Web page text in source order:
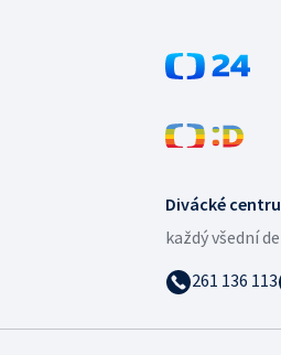
Divácké
každý všední
261 136 113